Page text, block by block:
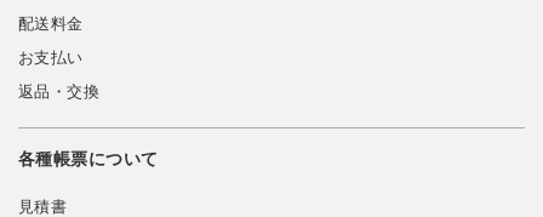
配送料金
お支払い
返品・交換
各種帳票について
見積書